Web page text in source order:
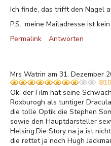
Ich finde, das trifft den Nagel
P.S.: meine Mailadresse ist kein
Permalink
Antworten
Mrs Watrin am 31. Dezember
8/10
Ok, der Film hat seine
Roxburogh als tuntiger
die tolle Optik die Stephen
sowie den Hauptdarsteller
Helsing.Die Story na ja ist
die rettet ja noch Hugh